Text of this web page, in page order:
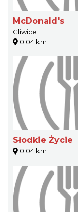
McDonald's
Gliwice
0.04 km
Słodkie Życie
0.04 km